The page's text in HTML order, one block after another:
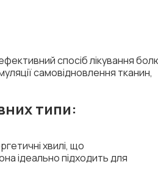
спосіб лікування
самовідновлення тканин,
типи:
хвилі, що
ідеально підходить для